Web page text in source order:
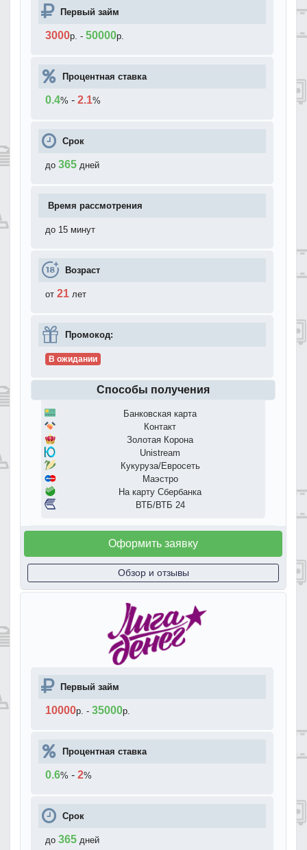
Первый займ
3000р. - 50000р.
Процентная ставка
0.4% - 2.1%
Срок
до 365 дней
Время рассмотрения
до 15 минут
Возраст
от 21 лет
Промокод:
В ожидании
Способы получения
Банковская карта
Контакт
Золотая Корона
Unistream
Кукуруза/Евросеть
Маэстро
На карту Сбербанка
ВТБ/ВТБ 24
Оформить заявку
Обзор и отзывы
Первый займ
10000р. - 35000р.
Процентная ставка
0.6% - 2%
Срок
до 365 дней